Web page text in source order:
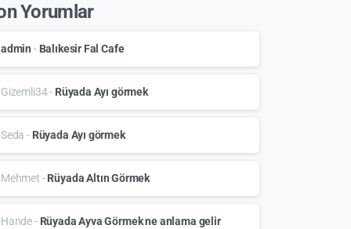
Yorumlar
admin - Balıkesir Fal Cafe
Gizemli34- Rüyada Ayı görmek
Seda - Rüyada Ayı görmek
Mehmet -Rüyada Altın Görmek
Hande- Rüyada Ayva Görmek ne anlama gelir